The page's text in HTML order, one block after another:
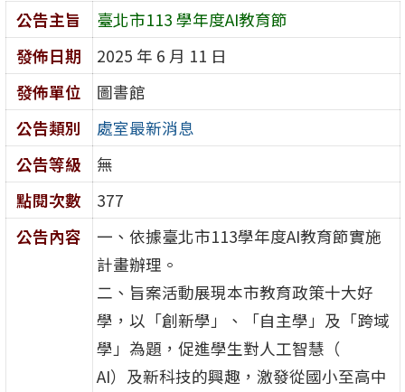
公告主旨
臺北市113 學年度AI教育節
發佈日期
2025 年 6 月 11 日
發佈單位
圖書館
公告類別
處室最新消息
公告等級
無
點閱次數
377
公告內容
一、依據臺北市113學年度AI教育節實施
計畫辦理。
二、旨案活動展現本市教育政策十大好
學，以「創新學」、「自主學」及「跨域
學」為題，促進學生對人工智慧（
AI）及新科技的興趣，激發從國小至高中